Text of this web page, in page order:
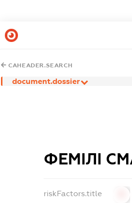
CAHEADER.SEARCH
document.dossier
ФЕМІЛІ
riskFactors.title